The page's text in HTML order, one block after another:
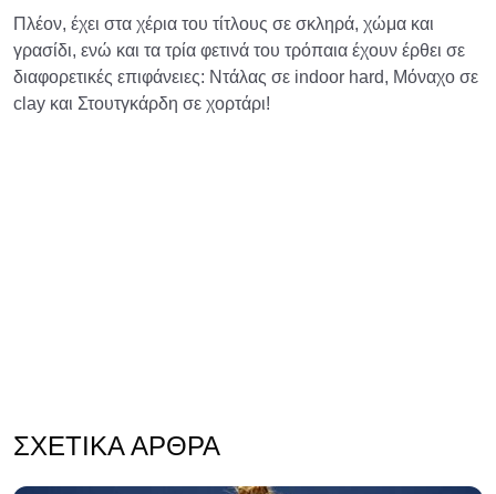
Πλέον, έχει στα χέρια του τίτλους σε σκληρά, χώμα και
γρασίδι, ενώ και τα τρία φετινά του τρόπαια έχουν έρθει σε
διαφορετικές επιφάνειες: Ντάλας σε indoor hard, Μόναχο σε
clay και Στουτγκάρδη σε χορτάρι!
ΣΧΕΤΙΚΆ ΆΡΘΡΑ